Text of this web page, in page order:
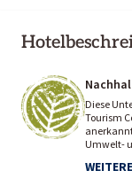
Diese
Tourism
Umwelt-